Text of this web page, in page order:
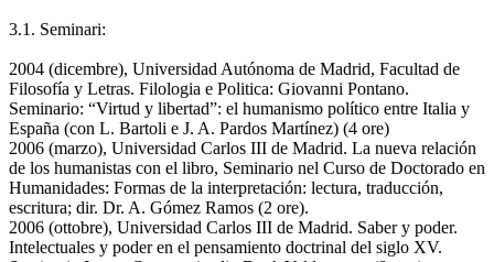
3.1. Seminari:
2004 (dicembre), Universidad Autónoma de Madrid, Facultad de
Filosofía y Letras. Filologia e Politica: Giovanni Pontano.
Seminario: “Virtud y libertad”: el humanismo político entre Italia y
España (con L. Bartoli e J. A. Pardos Martínez) (4 ore)
2006 (marzo), Universidad Carlos III de Madrid. La nueva relación
de los humanistas con el libro, Seminario nel Curso de Doctorado en
Humanidades: Formas de la interpretación: lectura, traducción,
escritura; dir. Dr. A. Gómez Ramos (2 ore).
2006 (ottobre), Universidad Carlos III de Madrid. Saber y poder.
Intelectuales y poder en el pensamiento doctrinal del siglo XV.